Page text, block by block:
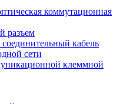
коммутационная
разъем
кабель
сети
клеммной